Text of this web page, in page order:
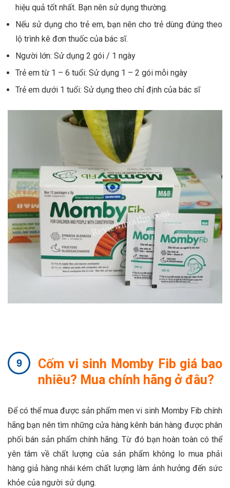
hiệu quả tốt nhất. Bạn nên sử dụng thường.
Nếu sử dụng cho trẻ em, bạn nên cho trẻ dùng đúng theo
lộ trình kê đơn thuốc của bác sĩ.
Người lớn: Sử dụng 2 gói / 1 ngày
Trẻ em từ 1 – 6 tuổi: Sử dụng 1 – 2 gói mỗi ngày
Trẻ em dưới 1 tuổi: Sử dụng theo chỉ định của bác sĩ
Cốm vi sinh Momby Fib giá bao
nhiêu? Mua chính hãng ở đâu?
Để có thể mua được sản phẩm men vi sinh Momby Fib chính
hãng bạn nên tìm những cửa hàng kênh bán hàng được phân
phối bán sản phẩm chính hãng. Từ đó bạn hoàn toàn có thể
yên tâm về chất lượng của sản phẩm không lo mua phải
hàng giả hàng nhái kém chất lượng làm ảnh hưởng đến sức
khỏe của người sử dụng.